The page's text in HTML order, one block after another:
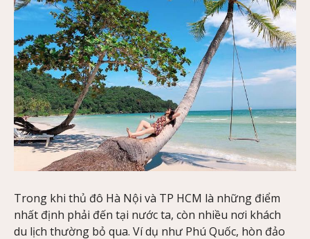
Trong khi thủ đô Hà Nội và TP HCM là những điểm
nhất định phải đến tại nước ta, còn nhiều nơi khách
du lịch thường bỏ qua. Ví dụ như Phú Quốc, hòn đảo